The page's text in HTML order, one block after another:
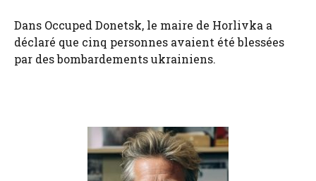
Dans Occuped Donetsk, le maire de Horlivka a
déclaré que cinq personnes avaient été blessées
par des bombardements ukrainiens.